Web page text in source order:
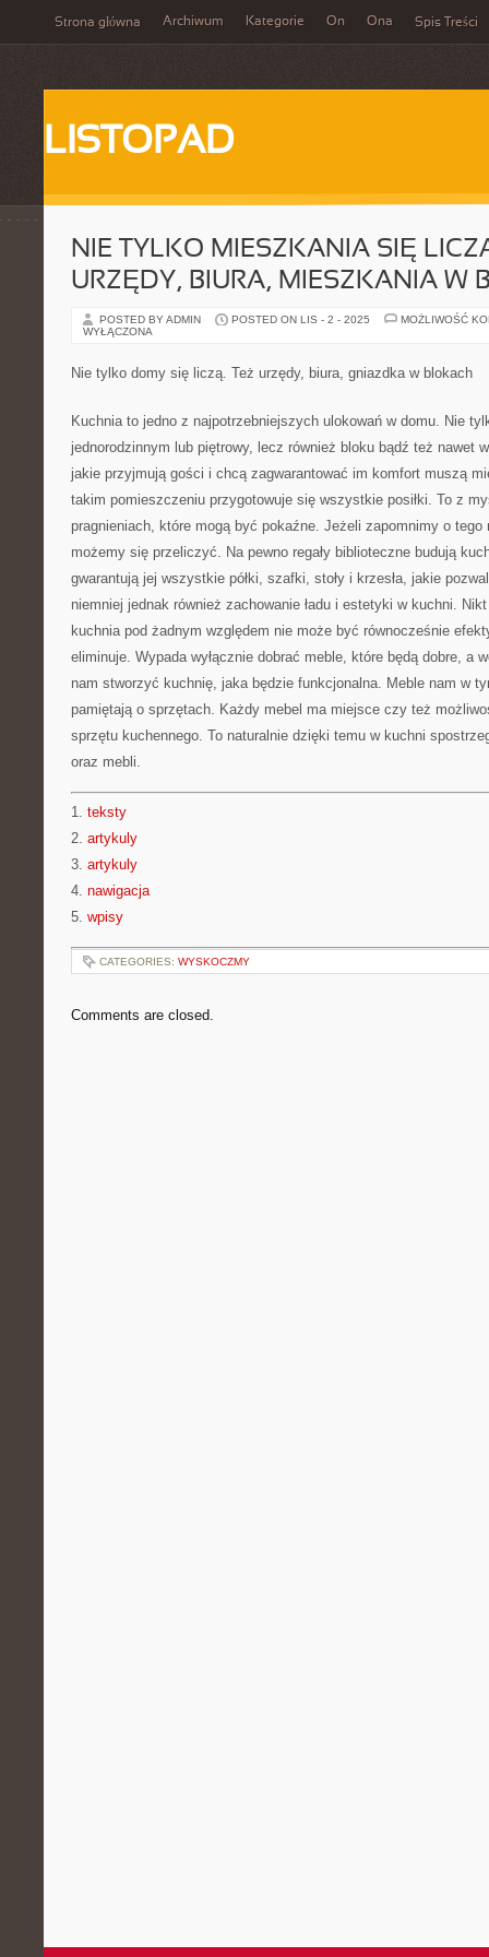
Strona główna Archiwum Kategorie On Ona Spis Treści
LISTOPAD
NIE TYLKO MIESZKANIA SIĘ
URZĘDY, BIURA, MIESZKANIA W
POSTED BY ADMIN POSTED ON LIS - 2 - 2025
MOŻLIWOŚĆ
WYŁĄCZONA
Nie tylko domy się liczą. Też urzędy, biura, gniazdka w blokach
Kuchnia to jedno z najpotrzebniejszych ulokowań w domu. Nie
jednorodzinnym lub piętrowy, lecz również bloku bądź też nawet
jakie przyjmują gości i chcą zagwarantować im komfort muszą
takim pomieszczeniu przygotowuje się wszystkie posiłki. To z
pragnieniach, które mogą być pokaźne. Jeżeli zapomnimy o tego
możemy się przeliczyć. Na pewno regały biblioteczne budują
gwarantują jej wszystkie półki, szafki, stoły i krzesła, jakie
niemniej jednak również zachowanie ładu i estetyki w kuchni.
kuchnia pod żadnym względem nie może być równocześnie
eliminuje. Wypada wyłącznie dobrać meble, które będą dobre, a
nam stworzyć kuchnię, jaka będzie funkcjonalna. Meble nam w
pamiętają o sprzętach. Każdy mebel ma miejsce czy też
sprzętu kuchennego. To naturalnie dzięki temu w kuchni
oraz mebli.
1. teksty
2. artykuly
3. artykuly
4. nawigacja
5. wpisy
CATEGORIES: WYSKOCZMY
Comments are closed.